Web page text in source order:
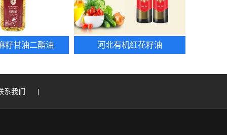
籽甘油二酯油 河北有机红花籽油
系我们 |